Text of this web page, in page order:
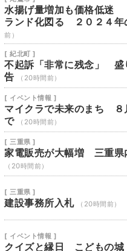
水揚げ量増加も価格低迷
ランド化図る ２０２４年
前）
[ 紀北町 ]
不起訴「非常に残念」
告
（20時間前）
[ イベント情報 ]
マイクラで未来のまち
で
（20時間前）
[ 三重県 ]
家電販売が大幅増 三重
（20時間前）
[ 三重県 ]
建設事務所入札 （20時間前）
[ イベント情報 ]
クイズと縁日 こどもの城